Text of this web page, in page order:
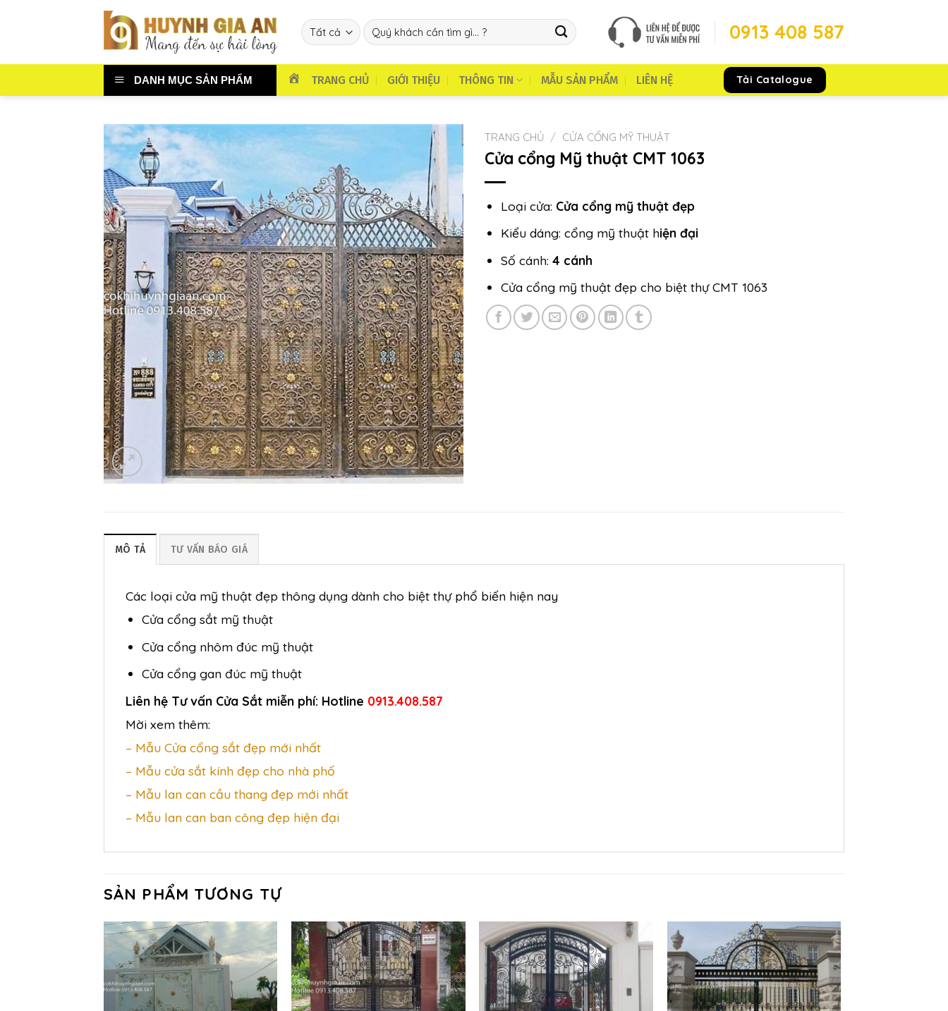
dung
Tìm
kiếm:
0913 408 587
DANH MỤC SẢN PHẨM TRANG CHỦ GIỚI THIỆU THÔNG TIN MẪU SẢN PHẨM LIÊN HỆ Tải Catalogue
TRANG CHỦ / CỬA CỔNG MỸ THUẬT
Cửa cổng Mỹ thuật CMT 1063
Loại cửa: Cửa cổng mỹ thuật đẹp
Kiểu dáng: cổng mỹ thuật hiện đại
Số cánh: 4 cánh
Cửa cổng mỹ thuật đẹp cho biệt thự CMT 1063
MÔ TẢ TƯ VẤN BÁO GIÁ
Các loại cửa mỹ thuật đẹp thông dụng dành cho biệt thự phổ biến hiện nay
Cửa cổng sắt mỹ thuật
Cửa cổng nhôm đúc mỹ thuật
Cửa cổng gan đúc mỹ thuật
Liên hệ Tư vấn Cửa Sắt miễn phí: Hotline 0913.408.587
Mời xem thêm:
– Mẫu Cửa cổng sắt đẹp mới nhất
– Mẫu cửa sắt kính đẹp cho nhà phố
– Mẫu lan can cầu thang đẹp mới nhất
– Mẫu lan can ban công đẹp hiện đại
SẢN PHẨM TƯƠNG TỰ